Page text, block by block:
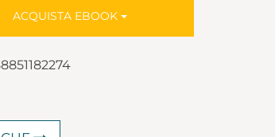
ACQUISTA EBOOK